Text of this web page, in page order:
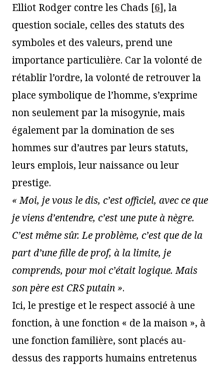
Elliot Rodger contre les Chads [6], la
question sociale, celles des statuts des
symboles et des valeurs, prend une
importance particulière. Car la volonté de
rétablir l’ordre, la volonté de retrouver la
place symbolique de l’homme, s’exprime
non seulement par la misogynie, mais
également par la domination de ses
hommes sur d’autres par leurs statuts,
leurs emplois, leur naissance ou leur
prestige.
« Moi, je vous le dis, c’est officiel, avec ce que
je viens d’entendre, c’est une pute à nègre.
C’est même sûr. Le problème, c’est que de la
part d’une fille de prof, à la limite, je
comprends, pour moi c’était logique. Mais
son père est CRS putain ».
Ici, le prestige et le respect associé à une
fonction, à une fonction « de la maison », à
une fonction familière, sont placés au-
dessus des rapports humains entretenus